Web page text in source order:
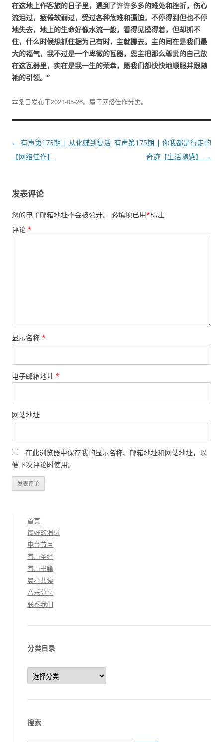
在这地上作客旅的日子里，遇到了许许多多的难处和挫折，伤心
流泪过，疲倦软弱过，受过各种危难和逼迫，不停得到但也不停
地失去，地上的生命好像水流一般，看得见摸得着，但却抓不
住，什么时候想抓住据为己有时，主就挪去。主的同在是我们最
大的福气，我不过是一个卑微的瓦器，恩主把那么尊贵的自己放
在这瓦器里，实在是我一生的荣幸，愿我们都快快地顺服并跟随
祂的引领。”
本条目发布于2021-05-26。属于网络佳作分类。
文
章
← 有声第173期 | 从化蝶到复活
【网络佳作】
有声第175期 | 你我都是行走的
奇迹【生活随感】
→
发表评论
您的电子邮箱地址不会被公开。 必填项已用*标注
评论 *
显示名称 *
电子邮箱地址 *
网站地址
在此浏览器中保存我的显示名称、邮箱地址和网站地址，以
便下次评论时使用。
首页
最好的消息
电台节目
有声圣经
有声书籍
晨星共读
音乐分享
联系我们
分类目录
分
类
目
搜索